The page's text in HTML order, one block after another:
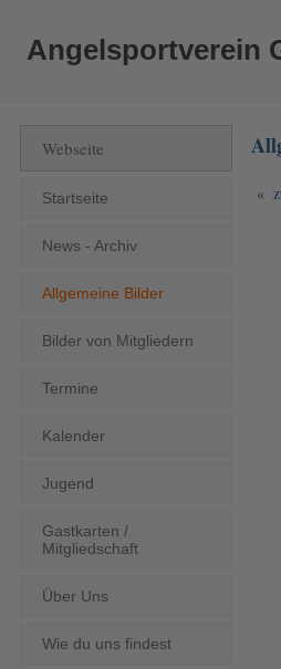
Angelsportverein
Webseite
Startseite
News - Archiv
Allgemeine Bilder
Bilder von Mitgliedern
Termine
Kalender
Jugend
Gastkarten /
Mitgliedschaft
Über Uns
Wie du uns findest
«